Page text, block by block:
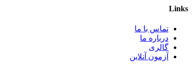
Links
تماس با ما
درباره ما
گالری
آزمون آنلاین